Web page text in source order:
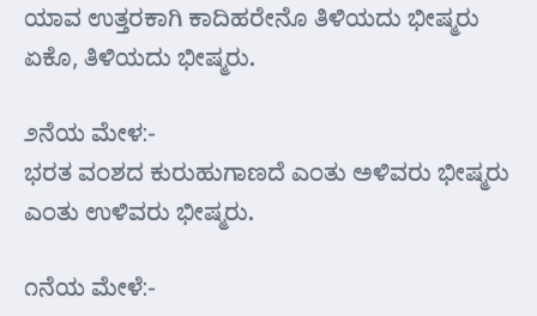
ಯಾವ ಉತ್ತರಕಾಗಿ ಕಾದಿಹರೇನೊ ತಿಳಿಯದು ಭೀಷ್ಮರು
ಏಕೊ, ತಿಳಿಯದು ಭೀಷ್ಮರು.
೨ನೆಯ ಮೇಳ:-
ಭರತ ವಂಶದ ಕುರುಹುಗಾಣದೆ ಎಂತು ಅಳಿವರು ಭೀಷ್ಮರು
ಎಂತು ಉಳಿವರು ಭೀಷ್ಮರು.
೧ನೆಯ ಮೇಳೆ:-